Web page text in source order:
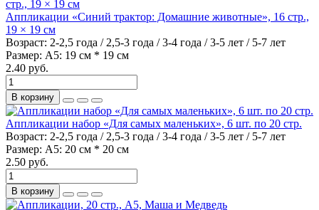
Аппликации «Синий трактор: Домашние животные», 16 стр.,
19 × 19 см
Возраст: 2-2,5 года / 2,5-3 года / 3-4 года / 3-5 лет / 5-7 лет
Размер: А5: 19 см * 19 см
2.40 руб.
В корзину
Аппликации набор «Для самых маленьких», 6 шт. по 20 стр.
Возраст: 2-2,5 года / 2,5-3 года / 3-4 года / 3-5 лет / 5-7 лет
Размер: А5: 20 см * 20 см
2.50 руб.
В корзину